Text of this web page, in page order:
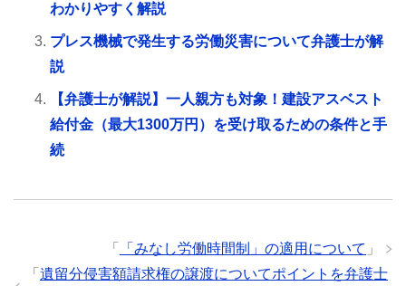
わかりやすく解説
プレス機械で発生する労働災害について弁護士が解
説
【弁護士が解説】一人親方も対象！建設アスベスト
給付金（最大1300万円）を受け取るための条件と手
続
「 「みなし労働時間制」の適用について 」
「 遺留分侵害額請求権の譲渡についてポイントを弁護士